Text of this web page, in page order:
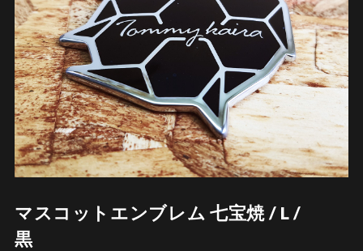
マスコットエンブレム 七宝焼 / L /
黒